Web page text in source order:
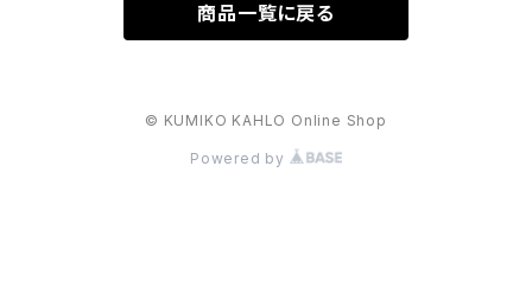
商品一覧に戻る
© KUMIKO KAHLO Online Shop
Powered by